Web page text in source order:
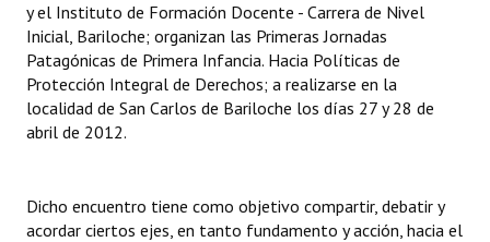
Declaraciones
Resoluciones
Resoluciones de Presidencia
Antiguos Pobladores
y el Instituto de Formación Docente - Carrera de Nivel
Inicial, Bariloche; organizan las Primeras Jornadas
Patagónicas de Primera Infancia. Hacia Políticas de
Protección Integral de Derechos; a realizarse en la
localidad de San Carlos de Bariloche los días 27 y 28 de
abril de 2012.
Dicho encuentro tiene como objetivo compartir, debatir y
acordar ciertos ejes, en tanto fundamento y acción, hacia el